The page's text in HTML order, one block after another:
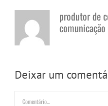
produtor de
Deixar um
Comentário